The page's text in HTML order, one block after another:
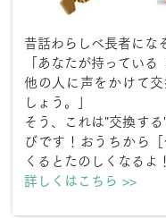
昔話わらしべ長者にな
「あなたが持っている
他の人に声をかけて
しょう。」
そう、これは"交換す
びです！おうちから
くるとたのしくなるよ！
​詳しくはこちら >>